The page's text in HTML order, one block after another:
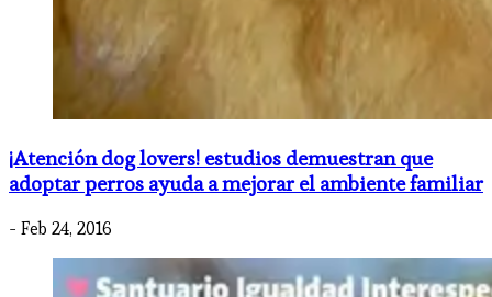
¡Atención dog lovers! estudios demuestran que
adoptar perros ayuda a mejorar el ambiente familiar
- Feb 24, 2016